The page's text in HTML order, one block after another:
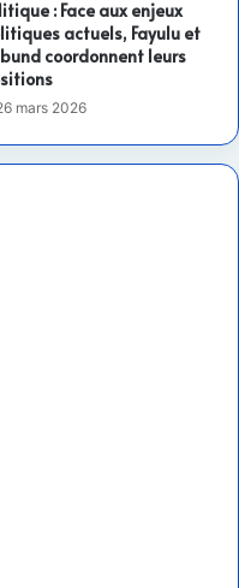
: Face aux enjeux
actuels, Fayulu et
coordonnent leurs
mars 2026